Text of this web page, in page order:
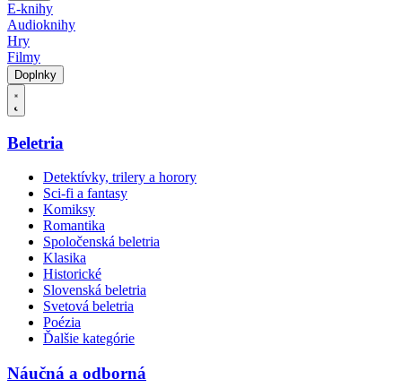
E-knihy
Audioknihy
Hry
Filmy
Doplnky
Beletria
Detektívky, trilery a horory
Sci-fi a fantasy
Komiksy
Romantika
Spoločenská beletria
Klasika
Historické
Slovenská beletria
Svetová beletria
Poézia
Ďalšie kategórie
Náučná a odborná